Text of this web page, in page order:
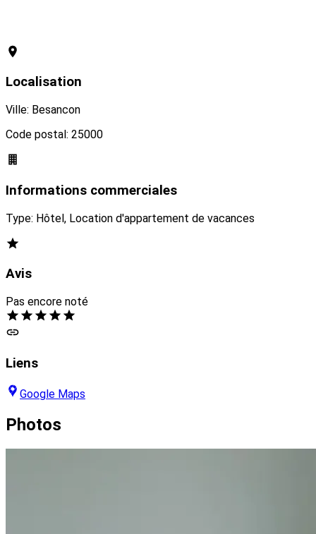
Localisation
Ville: Besancon
Code postal: 25000
Informations commerciales
Type: Hôtel, Location d'appartement de vacances
Avis
Pas encore noté
Liens
Google Maps
Photos